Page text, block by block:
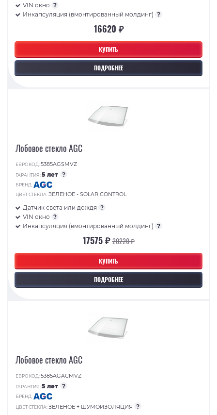
КУПИТЬ
ПОДРОБНЕЕ
VIN окно ?
Инкапсуляция (вмонтированный молдинг) ?
16620 ₽
КУПИТЬ
ПОДРОБНЕЕ
Лобовое стекло AGC
ЕВРОКОД:5385AGSMVZ
ГАРАНТИЯ:5 лет ?
БРЕНД:
ЦВЕТ СТЕКЛА:ЗЕЛЕНОЕ - SOLAR CONTROL
Датчик света или дождя ?
VIN окно ?
Инкапсуляция (вмонтированный молдинг) ?
17575 ₽20220 ₽
Лобовое стекло AGC
ЕВРОКОД:5385AGACMVZ
ГАРАНТИЯ:5 лет ?
БРЕНД:
ЦВЕТ СТЕКЛА:ЗЕЛЕНОЕ + ШУМОИЗОЛЯЦИЯ ?